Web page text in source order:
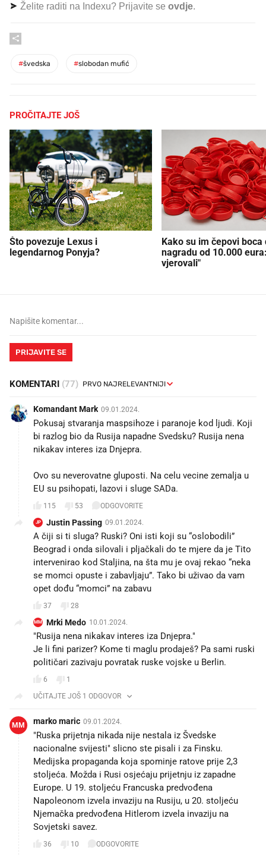
Želite raditi na Indexu? Prijavite se ovdje.
#švedska #slobodan mufić
PROČITAJTE JOŠ
Što povezuje Lexus i
legendarnog Ponyja?
Kako su im čepovi boca
nagradu od 10.000
vjerovali"
PRIJAVITE SE
KOMENTARI (77)
Komandant Mark 09.01.2024.
Pokusaj stvaranja maspsihoze i paranoje kod ljudi. Koji
bi razlog bio da Rusija napadne Svedsku? Rusija nena
nikakav interes iza Dnjepra.
Ovo su neverovatne gluposti. Na celu vecine zemalja u
EU su psihopati, lazovi i sluge SADa.
115 53 ODGOVORITE
JP Justin Passing 09.01.2024.
A čiji si ti sluga? Ruski? Oni isti koji su “oslobodili”
Beograd i onda silovali i pljačkali do te mjere da je Tito
intervenirao kod Staljina, na šta mu je ovaj rekao “neka
se momci opuste i zabavljaju”. Tako bi uživao da vam
opet dođu “momci” na zabavu
37 28
MM Mrki Medo 10.01.2024.
"Rusija nena nikakav interes iza Dnjepra."
Je li fini parizer? Kome ti maglu prodaješ? Pa sami ruski
političari zazivaju povratak ruske vojske u Berlin.
6
1
UČITAJTE JOŠ 1 ODGOVOR
MM marko maric 09.01.2024.
"Ruska prijetnja nikada nije nestala iz Švedske
nacionalne svijesti" slicno ste pisali i za Finsku.
Medijska propaganda koja spominje ratove prije 2,3
stoljeća. Možda i Rusi osjećaju prijetnju iz zapadne
Europe. U 19. stoljeću Francuska predvođena
Napoleonom izvela invaziju na Rusiju, u 20. stoljeću
Njemačka predvođena Hitlerom izvela invaziju na
Sovjetski savez.
36 10 ODGOVORITE